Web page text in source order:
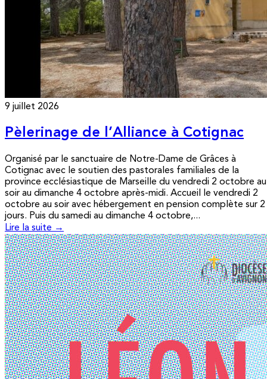
9 juillet 2026
Pèlerinage de l’Alliance à Cotignac
Organisé par le sanctuaire de Notre-Dame de Grâces à
Cotignac avec le soutien des pastorales familiales de la
province ecclésiastique de Marseille du vendredi 2 octobre au
soir au dimanche 4 octobre après-midi. Accueil le vendredi 2
octobre au soir avec hébergement en pension complète sur 2
jours. Puis du samedi au dimanche 4 octobre,...
Lire la suite →